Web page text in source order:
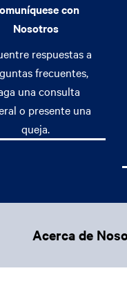
con
Nosotros
respuestas a
frecuentes,
una consulta
o presente una
queja.
Acerca de